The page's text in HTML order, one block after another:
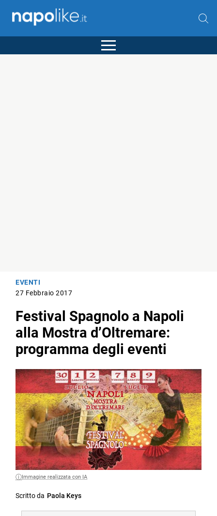
EVENTI
27 Febbraio 2017
Festival Spagnolo a Napoli
alla Mostra d’Oltremare:
programma degli eventi
Immagine realizzata con IA
Scritto da Paola Keys